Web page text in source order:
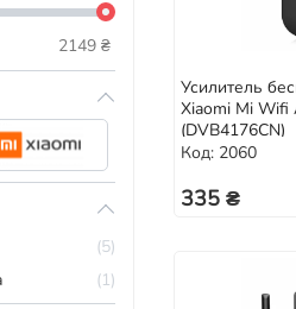
2149 ₴
5
1
Усилитель
Xiaomi Mi Wifi
(DVB4176CN)
Код: 2060
335 ₴